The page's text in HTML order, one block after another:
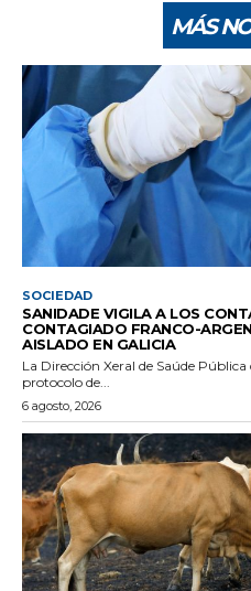
MÁS
SOCIEDAD
SANIDADE VIGILA A LOS
CONTAGIADO FRANCO-
AISLADO EN GALICIA
La Dirección Xeral de Saúde
protocolo de...
6 agosto, 2026